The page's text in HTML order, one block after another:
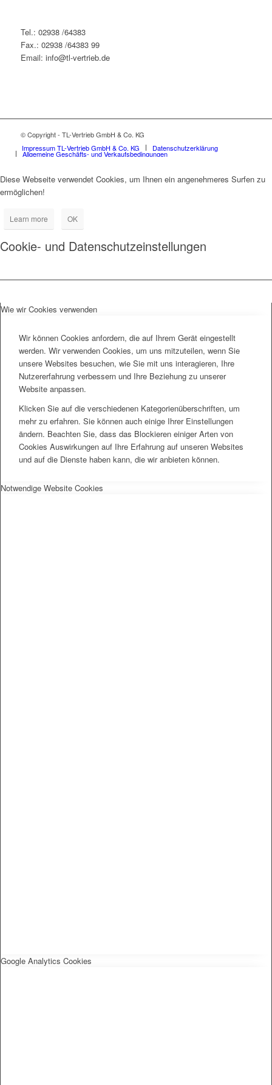
Tel.: 02938 /64383
Fax.: 02938 /64383 99
Email: info@tl-vertrieb.de
© Copyright - TL-Vertrieb GmbH & Co. KG
Impressum TL-Vertrieb GmbH & Co. KG
Datenschutzerklärung
Allgemeine Geschäfts- und Verkaufsbedingungen
Diese Webseite verwendet Cookies, um Ihnen ein angenehmeres Surfen zu
ermöglichen!
Learn more OK
Cookie- und Datenschutzeinstellungen
Wie wir Cookies verwenden
Wir können Cookies anfordern, die auf Ihrem Gerät eingestellt
werden. Wir verwenden Cookies, um uns mitzuteilen, wenn Sie
unsere Websites besuchen, wie Sie mit uns interagieren, Ihre
Nutzererfahrung verbessern und Ihre Beziehung zu unserer
Website anpassen.
Klicken Sie auf die verschiedenen Kategorienüberschriften, um
mehr zu erfahren. Sie können auch einige Ihrer Einstellungen
ändern. Beachten Sie, dass das Blockieren einiger Arten von
Cookies Auswirkungen auf Ihre Erfahrung auf unseren Websites
und auf die Dienste haben kann, die wir anbieten können.
Notwendige Website Cookies
Google Analytics Cookies